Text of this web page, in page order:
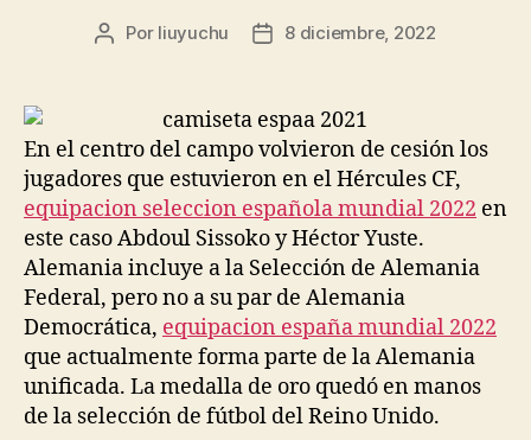
Autor
entrada
Por liuyuchu
Fecha
entrada
8 diciembre, 2022
En el centro del campo volvieron de cesión los
jugadores que estuvieron en el Hércules CF,
equipacion seleccion española mundial 2022 en
este caso Abdoul Sissoko y Héctor Yuste.
Alemania incluye a la Selección de Alemania
Federal, pero no a su par de Alemania
Democrática, equipacion españa mundial 2022
que actualmente forma parte de la Alemania
unificada. La medalla de oro quedó en manos
de la selección de fútbol del Reino Unido.